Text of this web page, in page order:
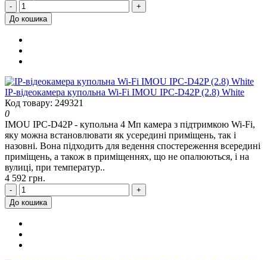
-
+
До кошика
IP-відеокамера купольна Wi-Fi IMOU IPC-D42P (2.8) White
Код товару: 249321
0
IMOU IPC-D42P - купольна 4 Мп камера з підтримкою Wi-Fi,
яку можна встановлювати як усередині приміщень, так і
назовні. Вона підходить для ведення спостереження всередині
приміщень, а також в приміщеннях, що не опалюються, і на
вулиці, при температур..
4 592 грн.
-
+
До кошика